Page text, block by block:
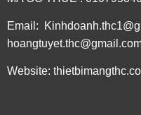
Email:
Website: